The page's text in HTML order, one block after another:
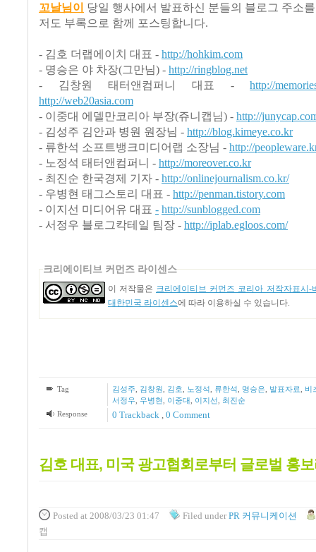
꼬날님이
당일 행사에서 발표하신 분들의 블로그 주소
저도 부록으로 함께 포스팅합니다.
- 김호 더랩에이치 대표 - http://hohkim.com
- 명승은 야 차장(그만님) - http://ringblog.net
- 김창원 태터앤컴퍼니 대표 -http://
http://web20asia.com
- 이중대 에델만코리아 부장(쥬니캡님) - http://
- 김성주 김안과 병원 원장님 - http://blog.kimeye.co.kr
- 류한석 소프트뱅크미디어랩 소장님 - http://
- 노정석 태터앤컴퍼니 - http://moreover.co.kr
- 최진순 한국경제 기자 - http://onlinejournalism.co.kr/
- 우병현 태그스토리 대표 - http://penman.tistory.com
- 이지선 미디어유 대표 - http://sunblogged.com
- 서정우 블로그칵테일 팀장 - http://iplab.egloos.com/
크리에이티브 커먼즈 라이센스
이 저작물은 크리에이티브 커먼즈 코리아 저작자표시-
대한민국 라이센스에 따라 이용하실 수 있습니다.
Tag 김성주, 김창원 김호 노정석 류한석 명승은, 발표자료
비
서정우, 우병현 이중대 이지선
최진순
Response
0 Trackback , 0 Comment
김호 대표, 미국 광고협회로부터 글로벌 홍
Posted at 2008/03/23 01:47 Filed under PR 커뮤니케이션
캡